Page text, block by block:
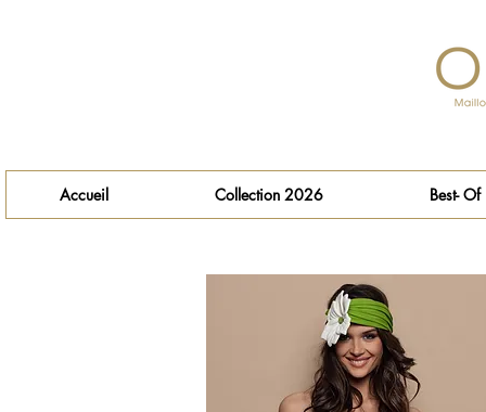
Accueil Collection 2026 Best- Of